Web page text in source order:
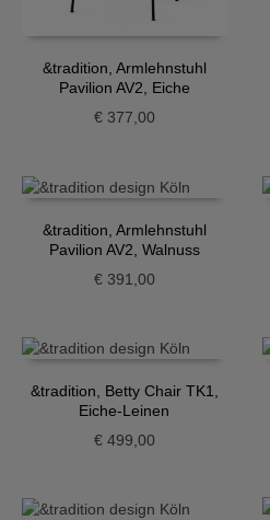
&tradition, Armlehnstuhl
Pavilion AV2, Eiche
€377,00
&tradition, Armlehnstuhl
Pavilion AV2, Walnuss
€391,00
&tradition, Betty Chair TK1,
Eiche-Leinen
€499,00